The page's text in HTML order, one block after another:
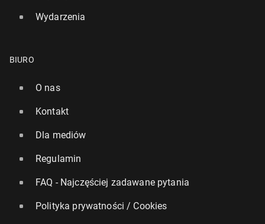
Wydarzenia
BIURO
O nas
Kontakt
Dla mediów
Regulamin
FAQ - Najczęściej zadawane pytania
Polityka prywatności / Cookies